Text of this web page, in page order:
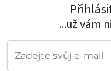
...už vám